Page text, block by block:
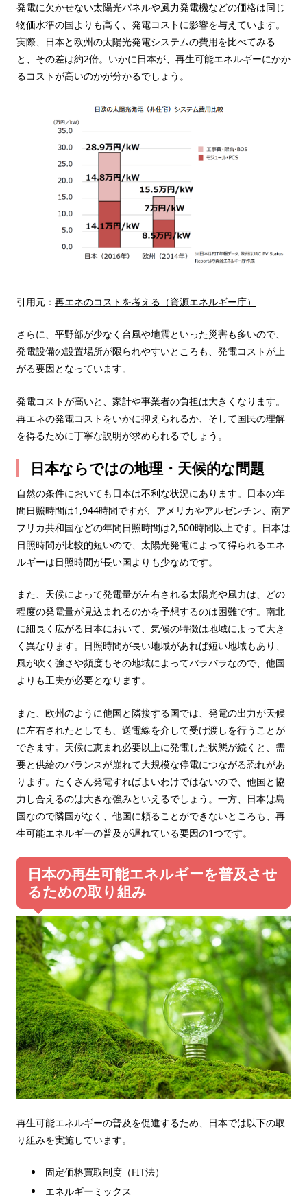
発電に欠かせない太陽光パネルや風力発電機などの価格は同じ
物価水準の国よりも高く、発電コストに影響を与えています。
実際、日本と欧州の太陽光発電システムの費用を比べてみる
と、その差は約2倍。いかに日本が、再生可能エネルギーにかか
るコストが高いのかが分かるでしょう。
引用元： 再エネのコストを考える（資源エネルギー庁）
さらに、平野部が少なく台風や地震といった災害も多いので、
発電設備の設置場所が限られやすいところも、発電コストが上
がる要因となっています。
発電コストが高いと、家計や事業者の負担は大きくなります。
再エネの発電コストをいかに抑えられるか、そして国民の理解
を得るために丁寧な説明が求められるでしょう。
日本ならではの地理・天候的な問題
自然の条件においても日本は不利な状況にあります。日本の年
間日照時間は1,944時間ですが、アメリカやアルゼンチン、南ア
フリカ共和国などの年間日照時間は2,500時間以上です。日本は
日照時間が比較的短いので、太陽光発電によって得られるエネ
ルギーは日照時間が長い国よりも少なめです。
また、天候によって発電量が左右される太陽光や風力は、どの
程度の発電量が見込まれるのかを予想するのは困難です。南北
に細長く広がる日本において、気候の特徴は地域によって大き
く異なります。日照時間が長い地域があれば短い地域もあり、
風が吹く強さや頻度もその地域によってバラバラなので、他国
よりも工夫が必要となります。
また、欧州のように他国と隣接する国では、発電の出力が天候
に左右されたとしても、送電線を介して受け渡しを行うことが
できます。天候に恵まれ必要以上に発電した状態が続くと、需
要と供給のバランスが崩れて大規模な停電につながる恐れがあ
ります。たくさん発電すればよいわけではないので、他国と協
力し合えるのは大きな強みといえるでしょう。一方、日本は島
国なので隣国がなく、他国に頼ることができないところも、再
生可能エネルギーの普及が遅れている要因の1つです。
日本の再生可能エネルギーを普及させ
るための取り組み
再生可能エネルギーの普及を促進するため、日本では以下の取
り組みを実施しています。
固定価格買取制度（FIT法）
エネルギーミックス